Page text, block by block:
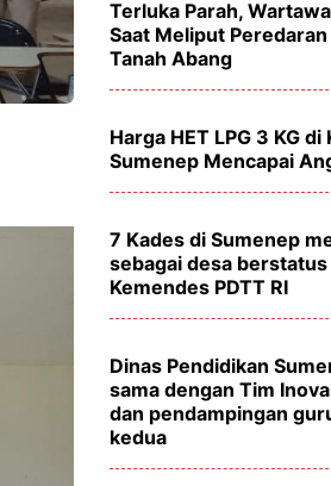
Terluka Parah,
Saat Meliput
Tanah Abang
Harga HET LPG 3 KG di
Sumenep Mencapai
7 Kades di Sumenep
sebagai desa
Kemendes PDTT RI
Dinas Pendidikan
sama dengan Tim
dan pendampingan
kedua